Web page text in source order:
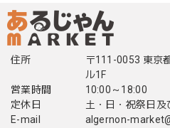
住所
〒111-0053 東京
ル1F
営業時間
10:00～18:00
定休日
土・日・祝祭日及
E-mail
algernon-